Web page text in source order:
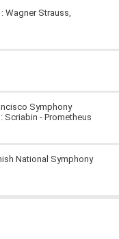
Wagner Strauss,
Symphony
Scriabin - Prometheus
National Symphony